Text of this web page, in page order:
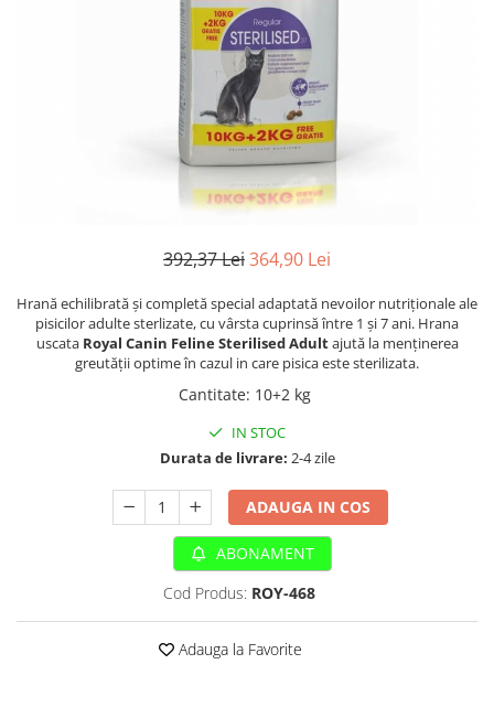
Antiparazitare interne si externe
Suplimente nutritive, vitamine
Hrana economica caini
Castroane si boluri pentru apa si
mancare
Custi transport - Caini
Hamuri, Lese si Zgarzi
Paturi, perne si cosuri pentru caini
Igiena si ingrijire caini
Sampoane si Balsamuri
Servetele Umede
Antiparazitare interne si externe
Suplimente nutritive, vitamine
Igiena si ingrijire pisici
Asternut litiera / Nisip / Silicat
Perii si descalcitoare pisici
Sampoane si Balsamuri
Solutii Atractante si repelente
Ansambluri de joaca, sisaluri
Castroane si boluri pentru apa si
Custi transport - Pisici
Lese, Hamuri si Zgarzi
Paturi, perne si cosuri pentru pisici
392,37 Lei364,90 Lei
Hrană echilibrată și completă special adaptată nevoilor nutriționale ale
pisicilor adulte sterlizate, cu vârsta cuprinsă între 1 și 7 ani. Hrana
uscata Royal Canin Feline Sterilised Adultajută la menținerea
greutății optime în cazul in care pisica este sterilizata.
Cantitate: 10+2 kg
IN STOC
Durata de livrare: 2-4 zile
ADAUGA IN COS
ABONAMENT
Cod Produs: ROY-468
Adauga la Favorite